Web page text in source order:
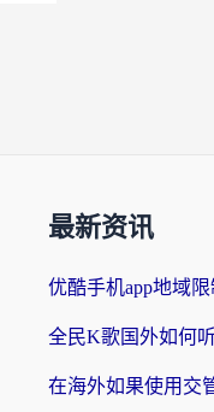
最新资讯